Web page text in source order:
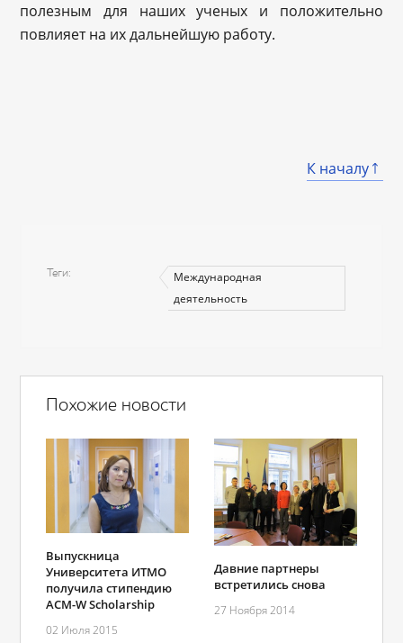
полезным для наших ученых и положительно
повлияет на их дальнейшую работу.
К началу
Теги
Международная
деятельность
Похожие новости
Выпускница
Университета ИТМО
получила стипендию
ACM-W Scholarship
02 Июля 2015
Давние партнеры
встретились снова
27 Ноября 2014